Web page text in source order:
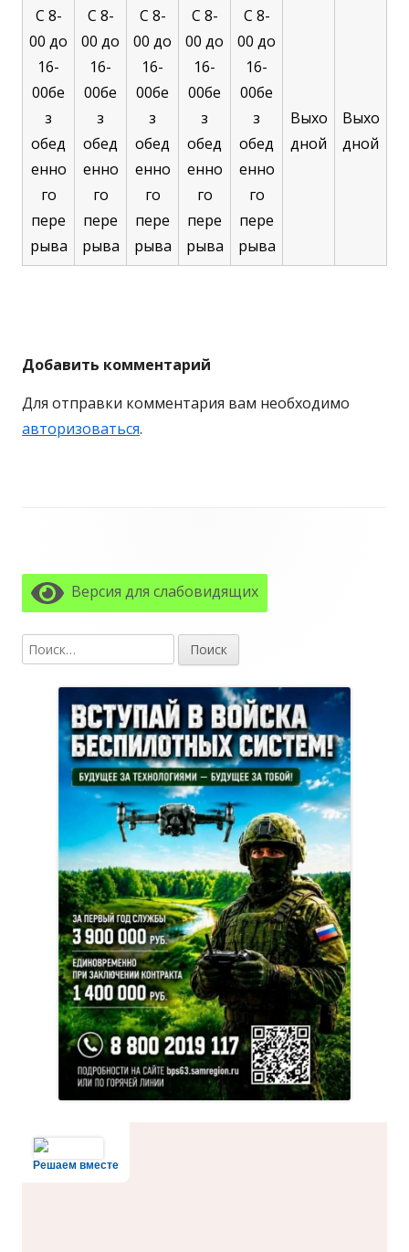
С 8-
00 до
16-
00бе
з
обед
енно
го
пере
рыва
С 8-
00 до
16-
00бе
з
обед
енно
го
пере
рыва
С 8-
00 до
16-
00бе
з
обед
енно
го
пере
рыва
С 8-
00 до
16-
00бе
з
обед
енно
го
пере
рыва
С 8-
00 до
16-
00бе
з
обед
енно
го
пере
рыва
Выхо
дной
Выхо
дной
Добавить комментарий
Для отправки комментария вам необходимо
авторизоваться.
боковая
колонка
Версия для слабовидящих
Найти:
Решаем вместе